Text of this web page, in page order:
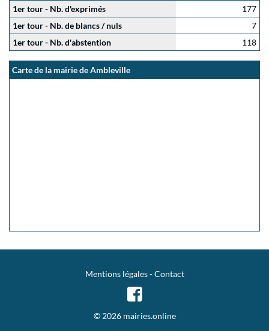
1er tour - Nb. d'exprimés
177
1er tour - Nb. de blancs / nuls
7
1er tour - Nb. d'abstention
118
Carte de la mairie de Ambleville
Mentions légales-Contact
© 2026 mairies.online